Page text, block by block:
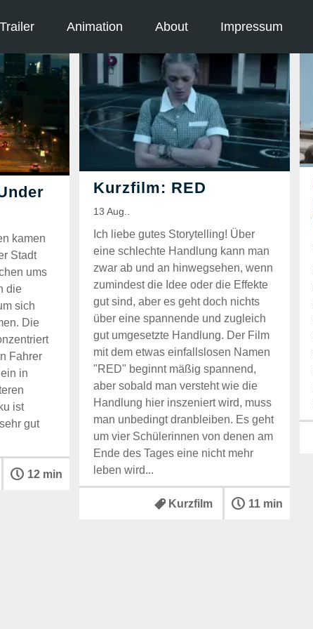
Trailer Animation About Impressum
kamen
Stadt
ums
die
sich
Die
Fahrer
in
ist
gut
12 min
Ich liebe gutes Storytelling! Über
eine schlechte Handlung kann man
zwar ab und an hinwegsehen, wenn
zumindest die Idee oder die Effekte
gut sind, aber es geht doch nichts
über eine spannende und zugleich
gut umgesetzte Handlung. Der Film
mit dem etwas einfallslosen Namen
"RED" beginnt mäßig spannend,
aber sobald man versteht wie die
Handlung hier inszeniert wird, muss
man unbedingt dranbleiben. Es geht
um vier Schülerinnen von denen am
Ende des Tages eine nicht mehr
leben wird...
Kurzfilm 11 min